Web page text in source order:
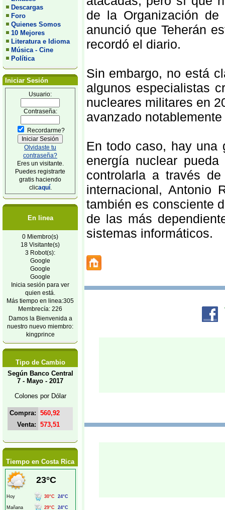
Descargas
Foro
Quienes Somos
10 Mejores
Literatura e Idioma
Música - Cine
Política
Iniciar Sesión
Usuario:
Contraseña:
Recordarme?
Olvidaste tu
contraseña?
Eres un visitante.
Puedes registrarte
gratis haciendo
clicaquí.
En linea
0 Miembro(s)
18 Visitante(s)
3 Robot(s):
Google
Google
Google
Inicia sesión para ver
quien está.
Más tiempo en linea:305
Membrecía: 226
Damos la Bienvenida a
nuestro nuevo miembro:
kingprince
Tipo de Cambio
Según Banco Central
7 - Mayo - 2017
Colones por Dólar
Compra: 560,92
Venta: 573,51
Tiempo en Costa Rica
de la Organización
anunció que Teherán
recordó el diario.
Sin embargo, no está
algunos especialistas
nucleares militares en
avanzado
En todo caso, hay una
energía nuclear
controlarla a través de
internacional, Antonio
también es consciente
de las más
sistemas informáticos.